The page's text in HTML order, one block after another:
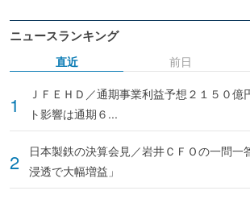
ニュースランキング
直近
ＪＦＥＨＤ／通期事業利益予想２１５０億
ト影響は通期６...
日本製鉄の決算会見／岩井ＣＦＯの一問一
浸透で大幅増益」
前日